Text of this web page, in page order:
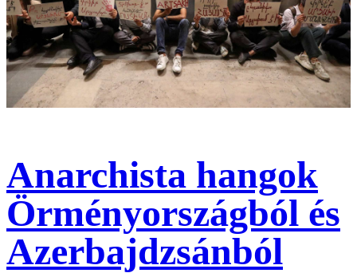
Anarchista hangok
Örményországból és
Azerbajdzsánból